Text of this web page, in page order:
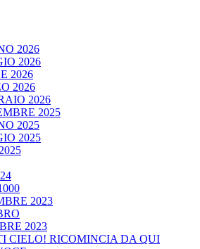
2026
2026
2026
2026
2026
2025
2025
2025
2023
2023
CIELO! RICOMINCIA DA QUI